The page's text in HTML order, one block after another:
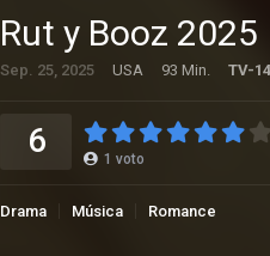
Rut y Booz 2025
Sep. 25, 2025 USA 93 Min. TV-14
6 1 voto
Drama Música Romance